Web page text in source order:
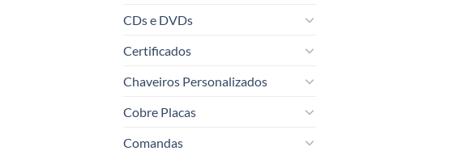
CDs e DVDs
Certificados
Chaveiros Personalizados
Cobre Placas
Comandas